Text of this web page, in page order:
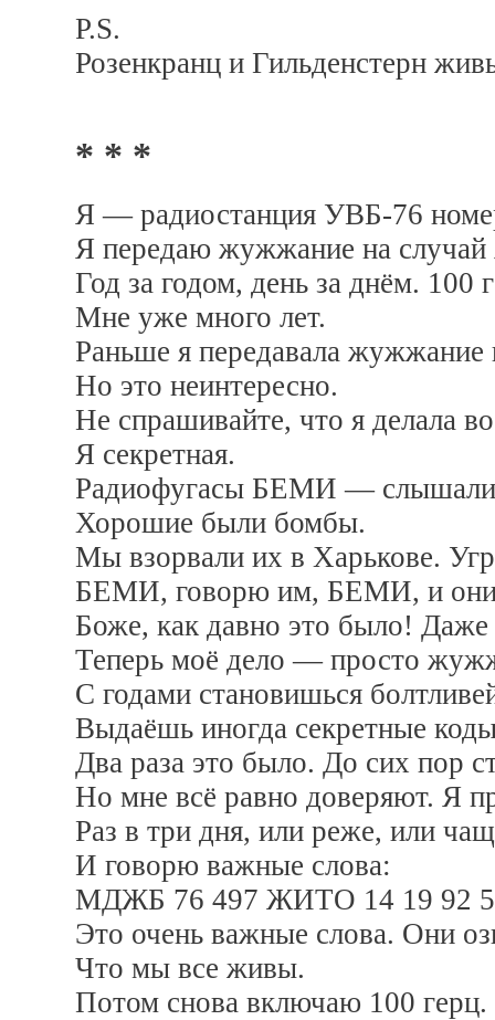
P.S.
Розенкранц и Гильденстерн
* * *
Я — радиостанция УВБ-76
Я передаю жужжание на случай
Год за годом, день за днём. 100
Мне уже много лет.
Раньше я передавала
Но это неинтересно.
Не спрашивайте, что я делала
Я секретная.
Радиофугасы БЕМИ — слышали
Хорошие были бомбы.
Мы взорвали их в Харькове.
БЕМИ, говорю им, БЕМИ, и они
Боже, как давно это было! Даже
Теперь моё дело — просто
С годами становишься
Выдаёшь иногда секретные
Два раза это было. До сих пор
Но мне всё равно доверяют. Я
Раз в три дня, или реже, или
И говорю важные слова:
МДЖБ 76 497 ЖИТО 14 19 92
Это очень важные слова. Они
Что мы все живы.
Потом снова включаю 100 герц.